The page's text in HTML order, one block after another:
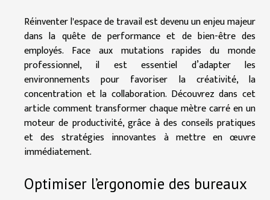
Réinventer l'espace de travail est devenu un enjeu majeur
dans la quête de performance et de bien-être des
employés. Face aux mutations rapides du monde
professionnel, il est essentiel d’adapter les
environnements pour favoriser la créativité, la
concentration et la collaboration. Découvrez dans cet
article comment transformer chaque mètre carré en un
moteur de productivité, grâce à des conseils pratiques
et des stratégies innovantes à mettre en œuvre
immédiatement.
Optimiser l’ergonomie des bureaux